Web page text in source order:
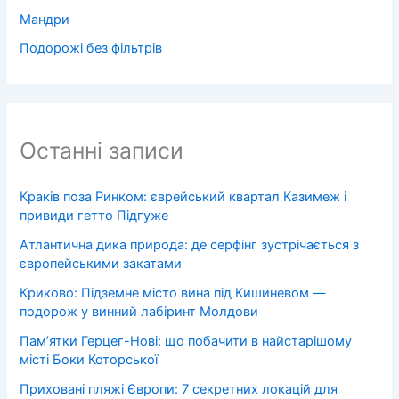
Мандри
Подорожі без фільтрів
Останні записи
Краків поза Ринком: єврейський квартал Казимеж і
привиди гетто Підгуже
Атлантична дика природа: де серфінг зустрічається з
європейськими закатами
Криково: Підземне місто вина під Кишиневом —
подорож у винний лабіринт Молдови
Пам’ятки Герцег-Нові: що побачити в найстарішому
місті Боки Которської
Приховані пляжі Європи: 7 секретних локацій для